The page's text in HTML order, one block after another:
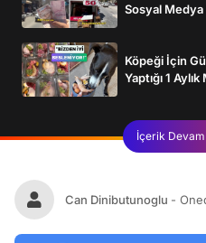
Sosyal Medya
Köpeği İçin
Yaptığı 1
İçerik
Can Dinibutunoglu -